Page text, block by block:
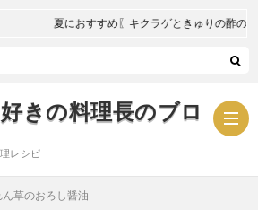
きの料理長のブロ
レシピ
夏におすすめ〖キクラゲときゅりの酢の物〗
草のおろし醤油